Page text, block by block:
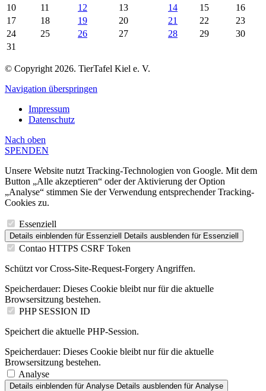
10
11 12 13 14 15
16
17
18 19 20 21 22
23
24
25 26 27 28 29
30
31
© Copyright 2026. TierTafel Kiel e. V.
Navigation überspringen
Impressum
Datenschutz
Nach oben
SPENDEN
Unsere Website nutzt Tracking-Technologien von Google. Mit dem
Button „Alle akzeptieren“ oder der Aktivierung der Option
„Analyse“ stimmen Sie der Verwendung entsprechender Tracking-
Cookies zu.
Essenziell
Details einblenden für Essenziell Details ausblenden für Essenziell
Contao HTTPS CSRF Token
Schützt vor Cross-Site-Request-Forgery Angriffen.
Speicherdauer: Dieses Cookie bleibt nur für die aktuelle
Browsersitzung bestehen.
PHP SESSION ID
Speichert die aktuelle PHP-Session.
Speicherdauer: Dieses Cookie bleibt nur für die aktuelle
Browsersitzung bestehen.
Analyse
Details einblenden für Analyse Details ausblenden für Analyse